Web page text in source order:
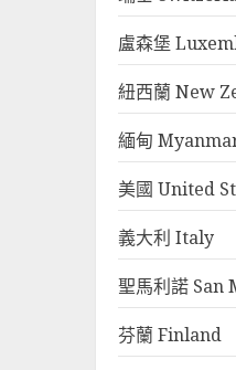
盧森堡
紐西蘭 New
緬甸
美國 United
義大利 Italy
聖馬利諾 San
芬蘭 Finland